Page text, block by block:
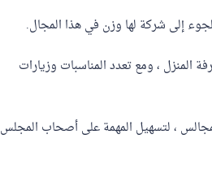
إلى شركة لها وزن في هذا المجال.
المنزل ، ومع تعدد المناسبات وزيارات
، لتسهيل المهمة على أصحاب المجلس